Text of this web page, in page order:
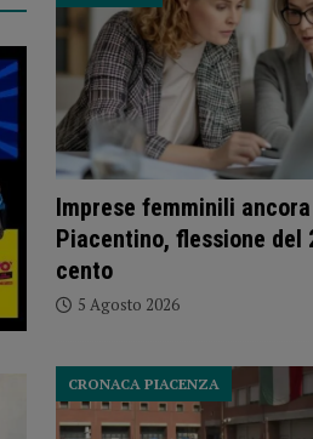
Imprese femminili
Piacentino, flessione del
cento
5 Agosto 2026
CRONACA PIACENZA